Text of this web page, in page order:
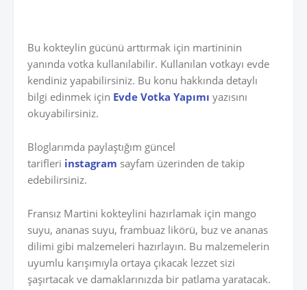
Bu kokteylin gücünü arttırmak için martininin
yanında votka kullanılabilir. Kullanılan votkayı evde
kendiniz yapabilirsiniz. Bu konu hakkında detaylı
bilgi edinmek için Evde Votka Yapımı yazısını
okuyabilirsiniz.
Bloglarımda paylaştığım güncel
tarifleri instagram sayfam üzerinden de takip
edebilirsiniz.
Fransız Martini kokteylini hazırlamak için mango
suyu, ananas suyu, frambuaz likörü, buz ve ananas
dilimi gibi malzemeleri hazırlayın. Bu malzemelerin
uyumlu karışımıyla ortaya çıkacak lezzet sizi
şaşırtacak ve damaklarınızda bir patlama yaratacak.